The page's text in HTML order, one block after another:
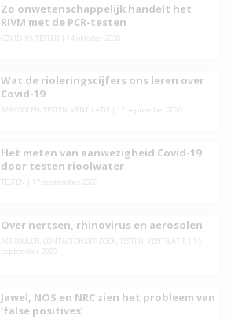
Zo onwetenschappelijk handelt het
RIVM met de PCR-testen
COVID-19, TESTEN 14 oktober 2020
Wat de rioleringscijfers ons leren over
Covid-19
AEROSOLEN TESTEN VENTILATIE 17 september 2020
Het meten van aanwezigheid Covid-19
door testen rioolwater
TESTEN 17 september 2020
Over nertsen, rhinovirus en aerosolen
AEROSOLEN CONTACTONDERZOEK TESTEN VENTILATIE
15
september 2020
Jawel, NOS en NRC zien het probleem van
‘false positives’